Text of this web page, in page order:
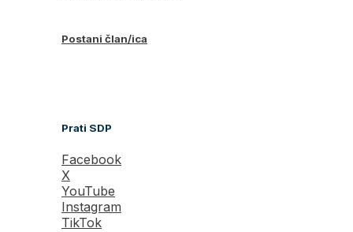
Postani član/ica
Prati SDP
Facebook
X
YouTube
Instagram
TikTok